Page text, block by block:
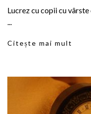
Lucrez cu copii cu vârste
Citește mai mult